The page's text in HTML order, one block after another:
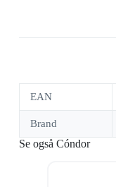
EAN
Brand
Se også Cóndor